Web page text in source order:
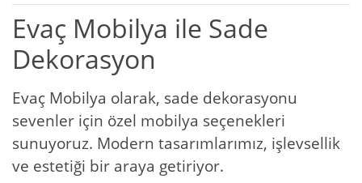
Evaç Mobilya ile Sade
Dekorasyon
Evaç Mobilya olarak, sade dekorasyonu
sevenler için özel mobilya seçenekleri
sunuyoruz. Modern tasarımlarımız, işlevsellik
ve estetiği bir araya getiriyor.